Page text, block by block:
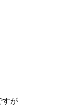
すが